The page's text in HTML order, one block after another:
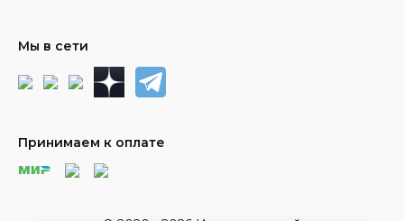
Мы в сети
Принимаем к оплате